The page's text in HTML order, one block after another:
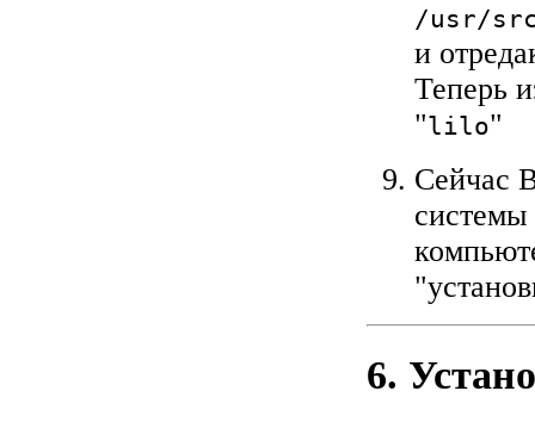
/usr/
и
Теперь
"lilo"
Сейчас
6.